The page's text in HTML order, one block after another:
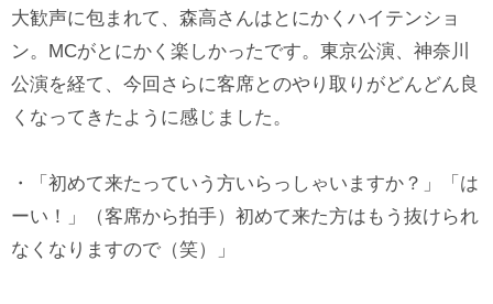
大歓声に包まれて、森高さんはとにかくハイテンショ
ン。MCがとにかく楽しかったです。東京公演、神奈川
公演を経て、今回さらに客席とのやり取りがどんどん良
くなってきたように感じました。
・「初めて来たっていう方いらっしゃいますか？」「は
ーい！」（客席から拍手）初めて来た方はもう抜けられ
なくなりますので（笑）」